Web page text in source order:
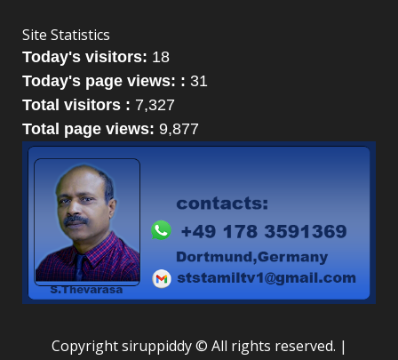
Site Statistics
Today's visitors: 18
Today's page views: : 31
Total visitors : 7,327
Total page views: 9,877
Copyright siruppiddy © All rights reserved. |